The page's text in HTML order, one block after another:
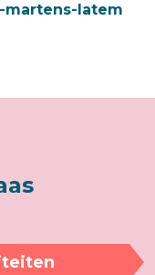
martens-latem